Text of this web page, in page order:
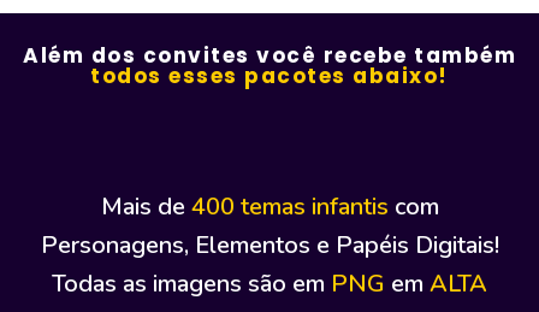
Além dos convites você recebe também
todos esses pacotes abaixo!
Mais de 400 temas infantis com
Personagens, Elementos e Papéis Digitais!
Todas as imagens são em PNG em ALTA